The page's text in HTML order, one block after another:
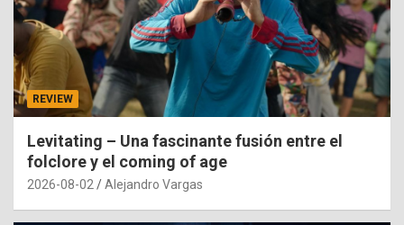
REVIEW
Levitating – Una fascinante fusión entre el
folclore y el coming of age
2026-08-02 Alejandro Vargas